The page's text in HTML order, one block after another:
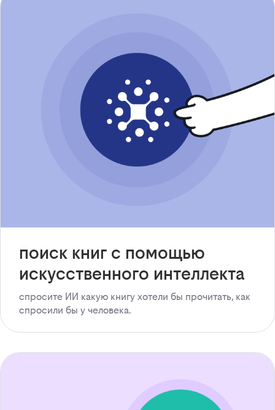
поиск книг с помощью
искусственного интеллекта
спросите ИИ какую книгу хотели бы прочитать, как
спросили бы у человека.